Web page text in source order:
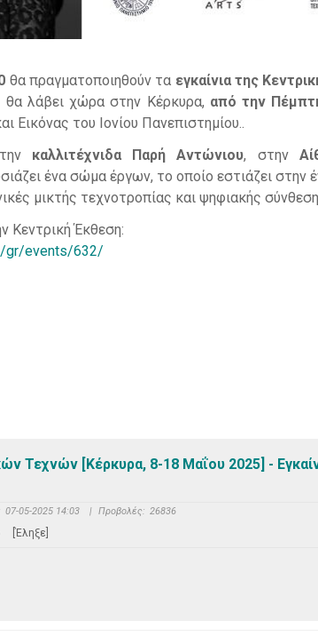
θα πραγματοποιηθούν τα εγκαίνια της
θα λάβει χώρα στην Κέρκυρα, από την
Εικόνας του Ιονίου Πανεπιστημίου.
καλλιτέχνιδα Παρή Αντώνιου, στην
ένα σώμα έργων, το οποίο εστιάζει στην
μικτής τεχνοτροπίας και ψηφιακής
Κεντρική Έκθεση:
gr/events/632/
Τεχνών [Κέρκυρα, 8-18 Μαΐου 2025] -
07-05-2025 14:03 | Προβολές: 26836
[Έληξε]